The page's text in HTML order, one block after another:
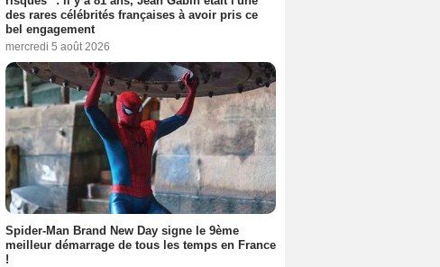
des rares célébrités françaises à avoir pris ce
bel engagement
mercredi 5 août 2026
Spider-Man Brand New Day signe le 9ème
meilleur démarrage de tous les temps en France
!